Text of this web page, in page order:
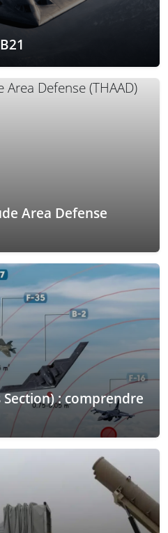
Area Defense
Section) : comprendre